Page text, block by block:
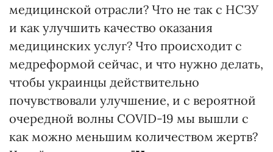
медицинской отрасли? Что не так с НСЗУ
и как улучшить качество оказания
медицинских услуг? Что происходит с
медреформой сейчас, и что нужно делать,
чтобы украинцы действительно
почувствовали улучшение, и с вероятной
очередной волны COVID-19 мы вышли с
как можно меньшим количеством жертв?